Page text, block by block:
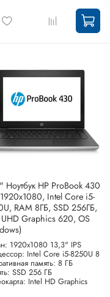
Ноутбук HP ProBook 430
Intel Core i5-
RAM 8ГБ, SSD 256ГБ,
UHD Graphics 620, OS
1920x1080 13,3" IPS
Intel Core i5-8250U 8
память: 8 ГБ
SSD 256 ГБ
Intel HD Graphics